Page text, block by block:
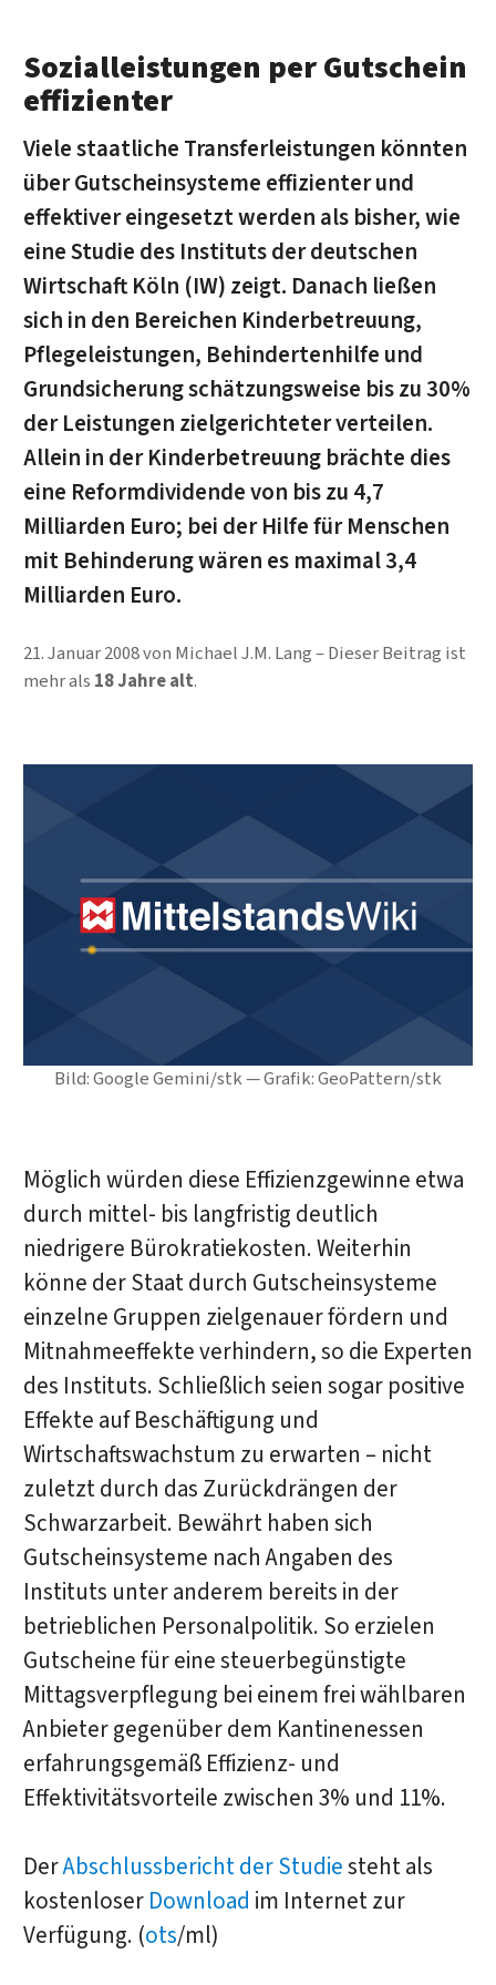
Bild: Google Gemini/stk — Grafik: GeoPattern/stk
Sozialleistungen per Gutschein
effizienter
Viele staatliche Transferleistungen könnten
über Gutscheinsysteme effizienter und
effektiver eingesetzt werden als bisher, wie
eine Studie des Instituts der deutschen
Wirtschaft Köln (IW) zeigt. Danach ließen
sich in den Bereichen Kinderbetreuung,
Pflegeleistungen, Behindertenhilfe und
Grundsicherung schätzungsweise bis zu 30%
der Leistungen zielgerichteter verteilen.
Allein in der Kinderbetreuung brächte dies
eine Reformdividende von bis zu 4,7
Milliarden Euro; bei der Hilfe für Menschen
mit Behinderung wären es maximal 3,4
Milliarden Euro.
21. Januar 2008von Michael J.M. Lang
Dieser Beitrag ist
mehr als 18 Jahre alt.
Möglich würden diese Effizienzgewinne etwa
durch mittel- bis langfristig deutlich
niedrigere Bürokratiekosten. Weiterhin
könne der Staat durch Gutscheinsysteme
einzelne Gruppen zielgenauer fördern und
Mitnahmeeffekte verhindern, so die Experten
des Instituts. Schließlich seien sogar positive
Effekte auf Beschäftigung und
Wirtschaftswachstum zu erwarten – nicht
zuletzt durch das Zurückdrängen der
Schwarzarbeit. Bewährt haben sich
Gutscheinsysteme nach Angaben des
Instituts unter anderem bereits in der
betrieblichen Personalpolitik. So erzielen
Gutscheine für eine steuerbegünstigte
Mittagsverpflegung bei einem frei wählbaren
Anbieter gegenüber dem Kantinenessen
erfahrungsgemäß Effizienz- und
Effektivitätsvorteile zwischen 3% und 11%.
DerAbschlussbericht der Studiesteht als
kostenloser Download im Internet zur
Verfügung. (ots/ml)